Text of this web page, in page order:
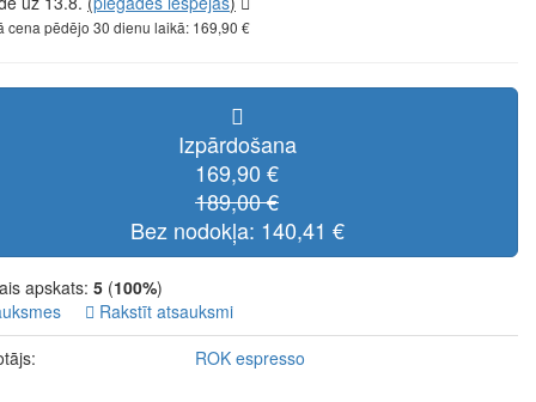
cena pēdējo 30 dienu laikā: 169,90 €
Izpārdošana
169,90 €
189,00 €
Bez nodokļa: 140,41 €
apskats: 5 (100%)
Rakstīt atsauksmi
ROK espresso